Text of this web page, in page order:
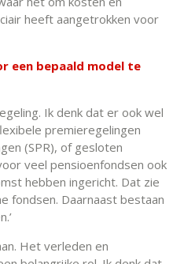
heeft aangetrokken voor
een bepaald model te
Ik denk dat er ook wel
premieregelingen
(SPR), of gesloten
veel pensioenfondsen ook
hebben ingericht. Dat zie
fondsen. Daarnaast bestaan
Het verleden en